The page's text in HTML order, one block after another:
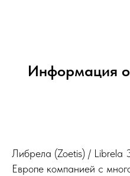
Информация о
Либрела (Zoetis) / Librela
Европе компанией с